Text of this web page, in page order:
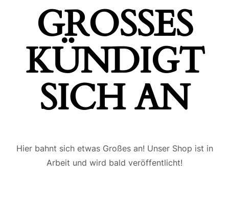
GROSSES K
ÜNDIGT S
ICH AN
Hier bahnt sich etwas Großes an! Unser Shop ist in
Arbeit und wird bald veröffentlicht!